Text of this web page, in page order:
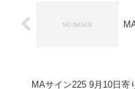
MAサイン225 9月10日寄